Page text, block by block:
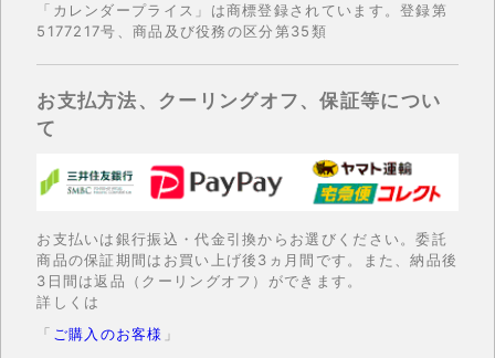
「カレンダープライス」は商標登録されています。登録第
5177217号、商品及び役務の区分第35類
お支払方法、クーリングオフ、保証等につい
て
お支払いは銀行振込・代金引換からお選びください。委託
商品の保証期間はお買い上げ後3ヵ月間です。また、納品後
3日間は返品（クーリングオフ）ができます。
詳しくは
「 ご購入のお客様 」